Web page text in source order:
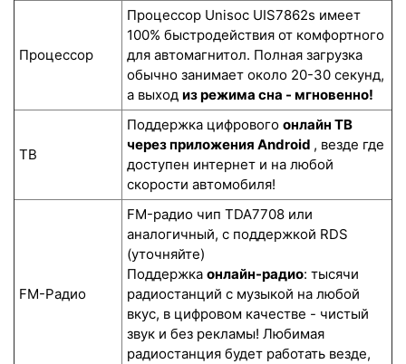
Процессор
Процессор Unisoc UIS7862s имеет
100% быстродействия от комфортного
для автомагнитол. Полная загрузка
обычно занимает около 20-30 секунд,
а выход из режима сна - мгновенно!
ТВ
Поддержка цифрового онлайн ТВ
через приложения Android , везде где
доступен интернет и на любой
скорости автомобиля!
FM-Радио
FM-радио чип TDA7708 или
аналогичный, с поддержкой RDS
(уточняйте)
Поддержка онлайн-радио: тысячи
радиостанций с музыкой на любой
вкус, в цифровом качестве - чистый
звук и без рекламы! Любимая
радиостанция будет работать везде,